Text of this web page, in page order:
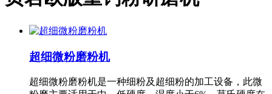
超细微粉磨粉机
超细微粉磨粉机是一种细粉及超细粉的加工设备，此微